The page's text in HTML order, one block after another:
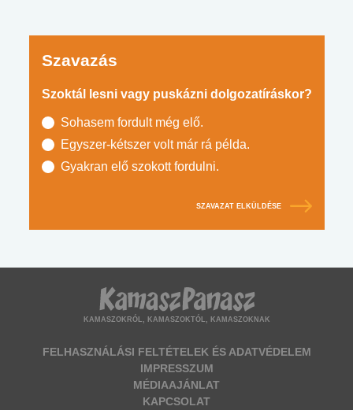
Szavazás
Szoktál lesni vagy puskázni dolgozatíráskor?
Sohasem fordult még elő.
Egyszer-kétszer volt már rá példa.
Gyakran elő szokott fordulni.
SZAVAZAT ELKÜLDÉSE
KAMASZOKRÓL, KAMASZOKTÓL, KAMASZOKNAK
FELHASZNÁLÁSI FELTÉTELEK ÉS ADATVÉDELEM
IMPRESSZUM
MÉDIAAJÁNLAT
KAPCSOLAT